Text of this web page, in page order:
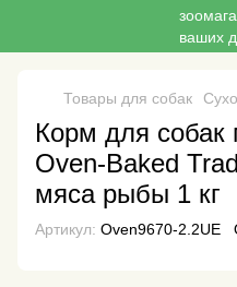
Товары для собак
Корм для
Oven-Baked
мяса рыбы 1 кг
Артикул: Oven9670-2.2UE